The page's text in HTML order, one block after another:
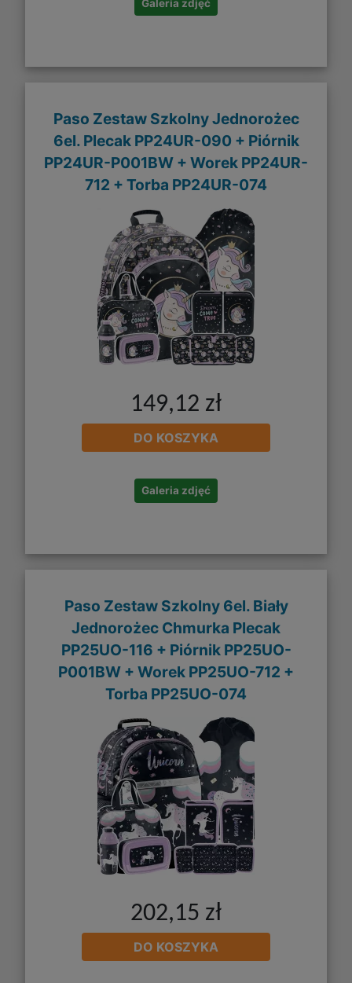
Galeria zdjęć
Paso Zestaw Szkolny Jednorożec
6el. Plecak PP24UR-090 + Piórnik
PP24UR-P001BW + Worek PP24UR-
712 + Torba PP24UR-074
149,12 zł
DO KOSZYKA
Galeria zdjęć
Paso Zestaw Szkolny 6el. Biały
Jednorożec Chmurka Plecak
PP25UO-116 + Piórnik PP25UO-
P001BW + Worek PP25UO-712 +
Torba PP25UO-074
202,15 zł
DO KOSZYKA